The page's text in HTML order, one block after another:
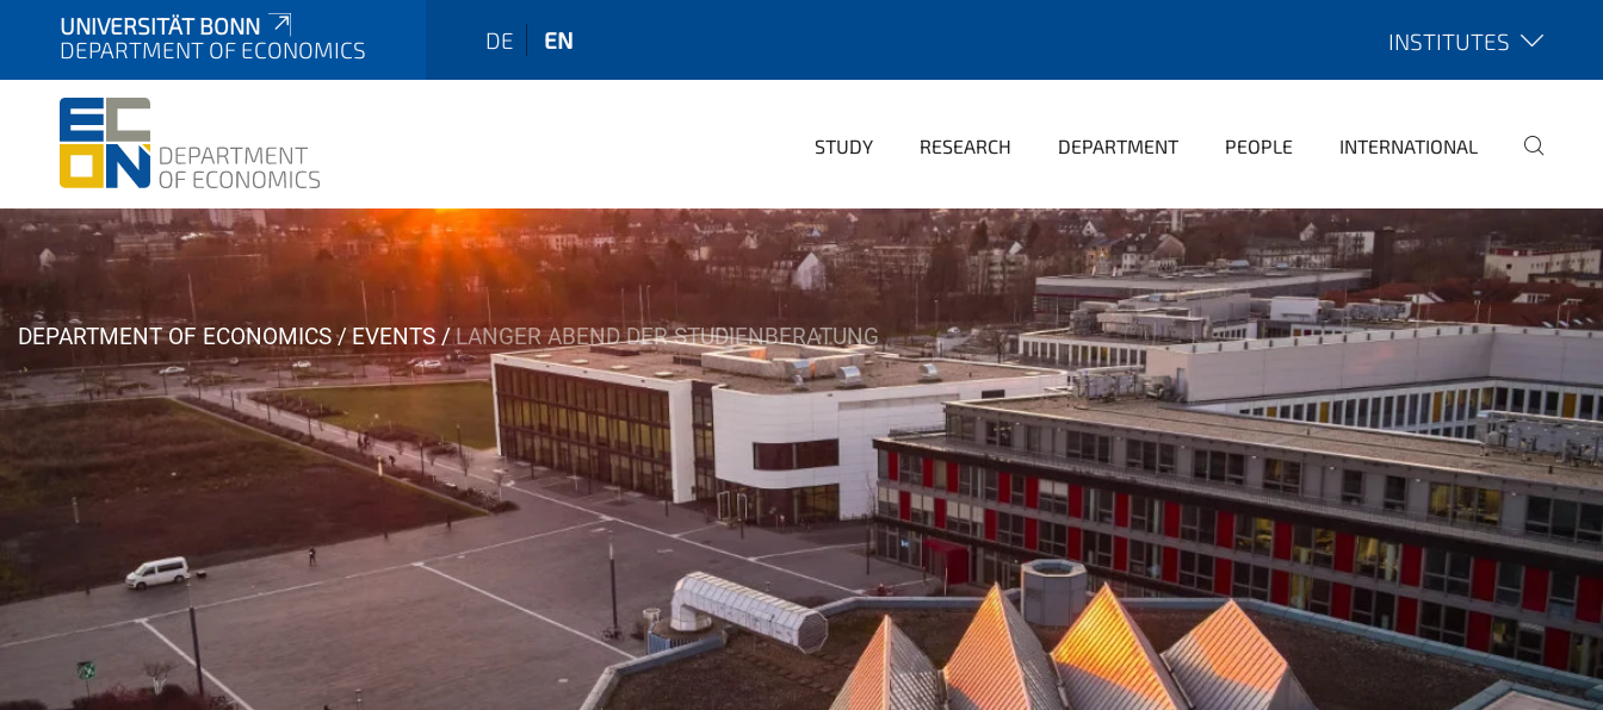
UNIVERSITÄT BONN
DEPARTMENT OF ECONOMICS
DE EN INSTITUTES
STUDY RESEARCH DEPARTMENT PEOPLE INTERNATIONAL
Y
o
u
a
r
DEPARTMENT OF ECONOMICS EVENTS LANGER ABEND DER STUDIENBERATUNG